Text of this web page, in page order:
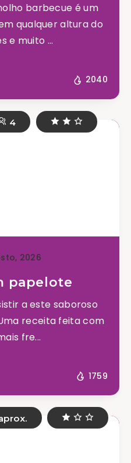
barbecue é um
qualquer altura do
e muito ...
2040
4
2026
papelote
a este saboroso
receita feita com
fre...
1759